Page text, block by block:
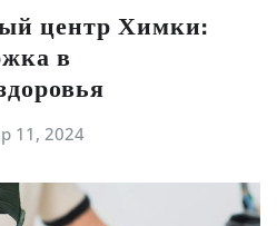
центр Химки:
в
11, 2024